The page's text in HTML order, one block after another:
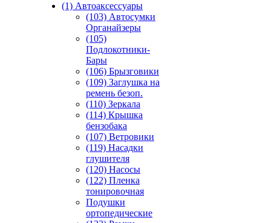
(1) Автоаксессуары
(103) Автосумки
Органайзеры
(105)
Подлокотники-
Бары
(106) Брызговики
(109) Заглушка на
ремень безоп.
(110) Зеркала
(114) Крышка
бензобака
(107) Ветровики
(119) Насадки
глушителя
(120) Насосы
(122) Пленка
тонировочная
Подушки
ортопедические